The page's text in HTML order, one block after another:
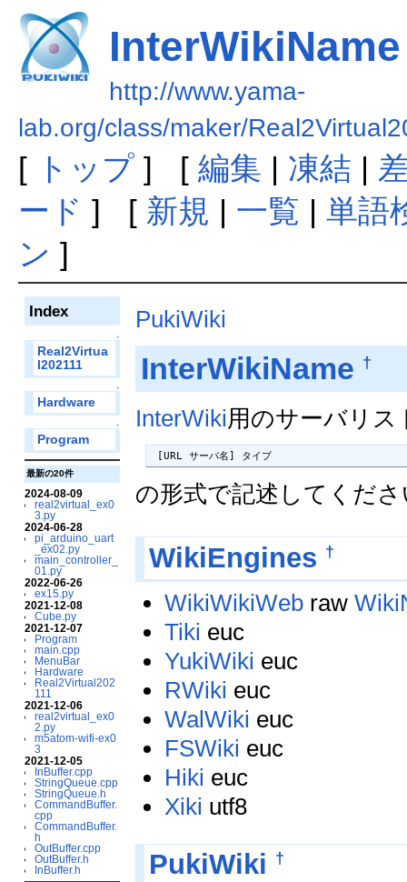
InterWikiName
http://www.yama-
lab.org/class/maker/
[ トップ] [ 編集 | 凍結 |
ード ] [ 新規 | 一覧 | 単語
ン ]
Index
↑
Real2Virtua
l202111
↑
Hardware
↑
Program
最新の20件
2024-08-09
real2virtual_ex0
3.py
2024-06-28
pi_arduino_uart
_ex02.py
main_controller_
01.py
2022-06-26
ex15.py
2021-12-08
Cube.py
2021-12-07
Program
main.cpp
MenuBar
Hardware
Real2Virtual202
111
2021-12-06
real2virtual_ex0
2.py
m5atom-wifi-ex0
3
2021-12-05
InBuffer.cpp
StringQueue.cpp
StringQueue.h
CommandBuffer.
cpp
CommandBuffer.
h
OutBuffer.cpp
OutBuffer.h
InBuffer.h
PukiWiki
InterWikiName †
InterWiki用のサーバリス
[URL サーバ名] タイプ
の形式で記述してくだ
WikiEngines †
WikiWikiWeb raw
Tiki euc
YukiWiki euc
RWiki euc
WalWiki euc
FSWiki euc
Hiki euc
Xiki utf8
PukiWiki †